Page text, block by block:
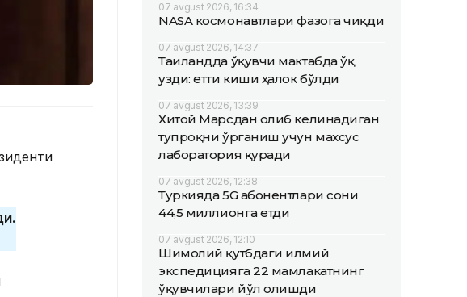
07 avgust 2026, 16:34
NASA космонавтлари фазога чиқди
07 avgust 2026, 14:37
Таиландда ўқувчи мактабда ўқ
узди: етти киши ҳалок бўлди
07 avgust 2026, 13:39
Хитой Марсдан олиб келинадиган
тупроқни ўрганиш учун махсус
лаборатория қуради
07 avgust 2026, 12:38
Туркияда 5G абонентлари сони
44,5 миллионга етди
07 avgust 2026, 12:10
Шимолий қутбдаги илмий
экспедицияга 22 мамлакатнинг
ўқувчилари йўл олишди